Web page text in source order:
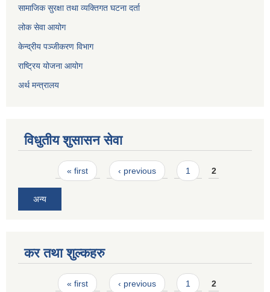
सामाजिक सुरक्षा तथा व्यक्तिगत घटना दर्ता
लोक सेवा आयोग
केन्द्रीय पञ्जीकरण विभाग
राष्ट्रिय योजना आयोग
अर्थ मन्त्रालय
विधुतीय शुसासन सेवा
Pages« first ‹ previous 1 2
अन्य
कर तथा शुल्कहरु
Pages« first ‹ previous 1 2